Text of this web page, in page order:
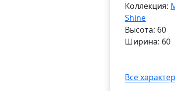
Коллекция:
Shine
Высота: 60
Ширина: 60
Все